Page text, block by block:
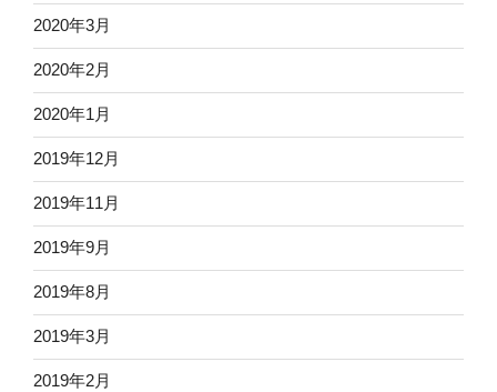
2020年3月
2020年2月
2020年1月
2019年12月
2019年11月
2019年9月
2019年8月
2019年3月
2019年2月